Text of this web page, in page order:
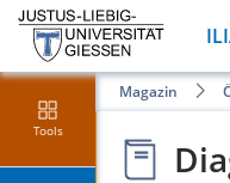
Tools
Magazin